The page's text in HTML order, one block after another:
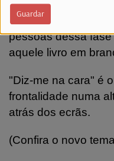
Guardar
"Guardei-te um
pessoas dessa
aquele livro em
"Diz-me na cara" é
frontalidade numa
atrás dos ecrãs.
(Confira o novo